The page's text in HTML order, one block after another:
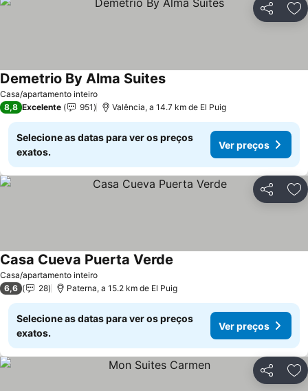
Partilhar
Casa/apartamento inteiro
Demetrio By Alma Suites
8,8 Excelente 951 Valência, a 14.7 km de El Puig
Selecione as datas para ver os preços
exatos.
Ver preços
Partilhar
Casa/apartamento inteiro
Casa Cueva Puerta Verde
6,6 28 Paterna, a 15.2 km de El Puig
Selecione as datas para ver os preços
exatos.
Ver preços
Partilhar